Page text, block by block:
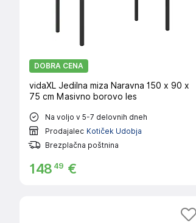
DOBRA CENA
vidaXL Jedilna miza Naravna 150 x 90 x
75 cm Masivno borovo les
Na voljo v 5-7 delovnih dneh
Prodajalec Kotiček Udobja
Brezplačna poštnina
148 49 €